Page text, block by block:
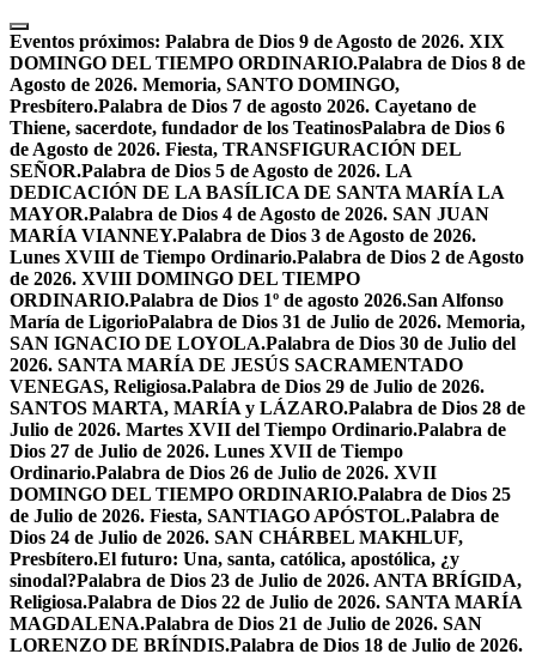
Skip
to
content
Eventos próximos: Palabra de Dios 9 de Agosto de 2026. XIX
DOMINGO DEL TIEMPO ORDINARIO.Palabra de Dios 8 de
Agosto de 2026. Memoria, SANTO DOMINGO,
Presbítero.Palabra de Dios 7 de agosto 2026. Cayetano de
Thiene, sacerdote, fundador de los TeatinosPalabra de Dios 6
de Agosto de 2026. Fiesta, TRANSFIGURACIÓN DEL
SEÑOR.Palabra de Dios 5 de Agosto de 2026. LA
DEDICACIÓN DE LA BASÍLICA DE SANTA MARÍA LA
MAYOR.Palabra de Dios 4 de Agosto de 2026. SAN JUAN
MARÍA VIANNEY.Palabra de Dios 3 de Agosto de 2026.
Lunes XVIII de Tiempo Ordinario.Palabra de Dios 2 de Agosto
de 2026. XVIII DOMINGO DEL TIEMPO
ORDINARIO.Palabra de Dios 1º de agosto 2026.San Alfonso
María de LigorioPalabra de Dios 31 de Julio de 2026. Memoria,
SAN IGNACIO DE LOYOLA.Palabra de Dios 30 de Julio del
2026. SANTA MARÍA DE JESÚS SACRAMENTADO
VENEGAS, Religiosa.Palabra de Dios 29 de Julio de 2026.
SANTOS MARTA, MARÍA y LÁZARO.Palabra de Dios 28 de
Julio de 2026. Martes XVII del Tiempo Ordinario.Palabra de
Dios 27 de Julio de 2026. Lunes XVII de Tiempo
Ordinario.Palabra de Dios 26 de Julio de 2026. XVII
DOMINGO DEL TIEMPO ORDINARIO.Palabra de Dios 25
de Julio de 2026. Fiesta, SANTIAGO APÓSTOL.Palabra de
Dios 24 de Julio de 2026. SAN CHÁRBEL MAKHLUF,
Presbítero.El futuro: Una, santa, católica, apostólica, ¿y
sinodal?Palabra de Dios 23 de Julio de 2026. ANTA BRÍGIDA,
Religiosa.Palabra de Dios 22 de Julio de 2026. SANTA MARÍA
MAGDALENA.Palabra de Dios 21 de Julio de 2026. SAN
LORENZO DE BRÍNDIS.Palabra de Dios 18 de Julio de 2026.